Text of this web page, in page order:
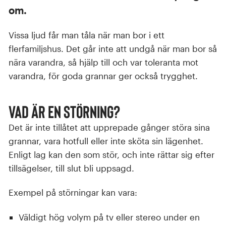
om.
Vissa ljud får man tåla när man bor i ett
flerfamiljshus. Det går inte att undgå när man bor så
nära varandra, så hjälp till och var toleranta mot
varandra, för goda grannar ger också trygghet.
Vad är en störning?
Det är inte tillåtet att upprepade gånger störa sina
grannar, vara hotfull eller inte sköta sin lägenhet.
Enligt lag kan den som stör, och inte rättar sig efter
tillsägelser, till slut bli uppsagd.
Exempel på störningar kan vara:
Väldigt hög volym på tv eller stereo under en